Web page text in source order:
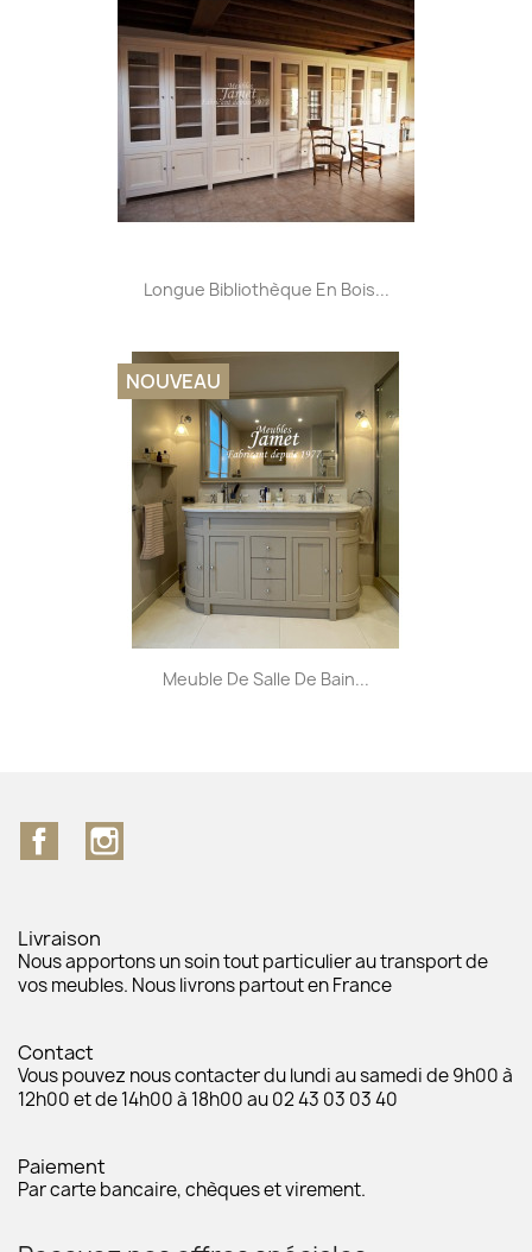
Longue Bibliothèque En Bois...
Meuble De Salle De Bain...
NOUVEAU
Facebook
Livraison
Nous apportons un soin tout particulier au transport de
vos meubles. Nous livrons partout en France
Contact
Vous pouvez nous contacter du lundi au samedi de 9h00 à
12h00 et de 14h00 à 18h00 au 02 43 03 03 40
Paiement
Par carte bancaire, chèques et virement.